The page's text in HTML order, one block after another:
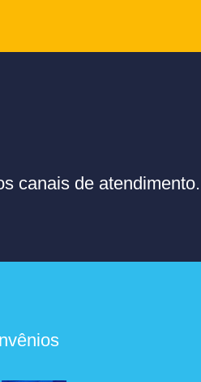
canais de atendimento.